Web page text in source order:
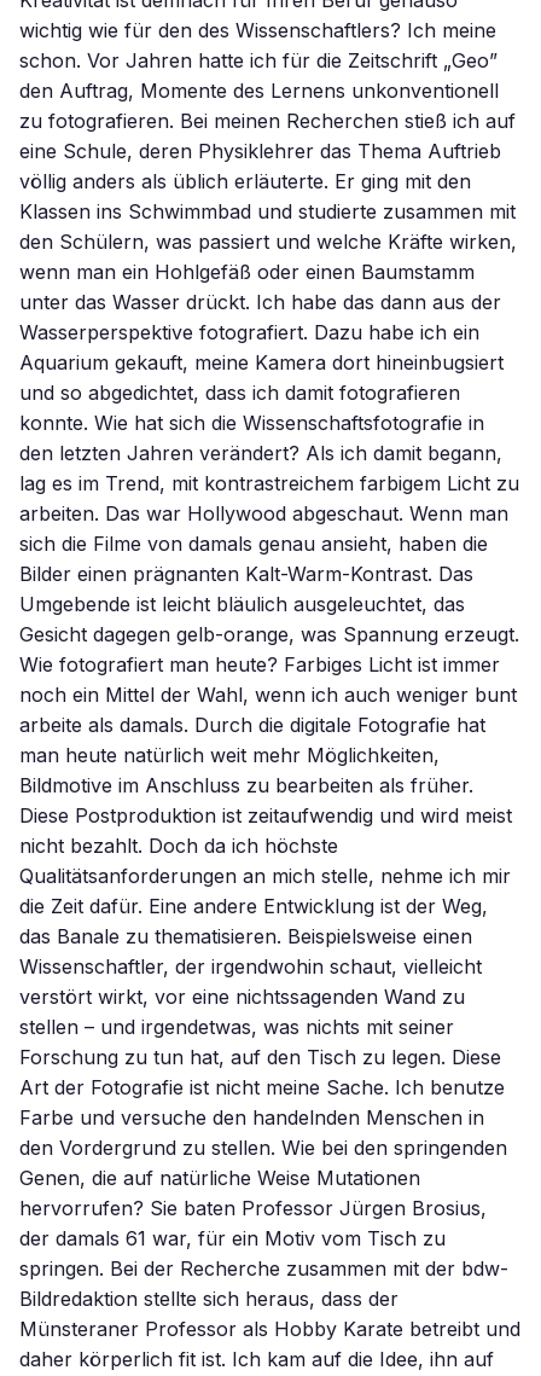
wichtig wie für den des Wissenschaftlers? Ich meine
schon. Vor Jahren hatte ich für die Zeitschrift „Geo”
den Auftrag, Momente des Lernens unkonventionell
zu fotografieren. Bei meinen Recherchen stieß ich auf
eine Schule, deren Physiklehrer das Thema Auftrieb
völlig anders als üblich erläuterte. Er ging mit den
Klassen ins Schwimmbad und studierte zusammen mit
den Schülern, was passiert und welche Kräfte wirken,
wenn man ein Hohlgefäß oder einen Baumstamm
unter das Wasser drückt. Ich habe das dann aus der
Wasserperspektive fotografiert. Dazu habe ich ein
Aquarium gekauft, meine Kamera dort hineinbugsiert
und so abgedichtet, dass ich damit fotografieren
konnte. Wie hat sich die Wissenschaftsfotografie in
den letzten Jahren verändert? Als ich damit begann,
lag es im Trend, mit kontrastreichem farbigem Licht zu
arbeiten. Das war Hollywood abgeschaut. Wenn man
sich die Filme von damals genau ansieht, haben die
Bilder einen prägnanten Kalt-Warm-Kontrast. Das
Umgebende ist leicht bläulich ausgeleuchtet, das
Gesicht dagegen gelb-orange, was Spannung erzeugt.
Wie fotografiert man heute? Farbiges Licht ist immer
noch ein Mittel der Wahl, wenn ich auch weniger bunt
arbeite als damals. Durch die digitale Fotografie hat
man heute natürlich weit mehr Möglichkeiten,
Bildmotive im Anschluss zu bearbeiten als früher.
Diese Postproduktion ist zeitaufwendig und wird meist
nicht bezahlt. Doch da ich höchste
Qualitätsanforderungen an mich stelle, nehme ich mir
die Zeit dafür. Eine andere Entwicklung ist der Weg,
das Banale zu thematisieren. Beispielsweise einen
Wissenschaftler, der irgendwohin schaut, vielleicht
verstört wirkt, vor eine nichtssagenden Wand zu
stellen – und irgendetwas, was nichts mit seiner
Forschung zu tun hat, auf den Tisch zu legen. Diese
Art der Fotografie ist nicht meine Sache. Ich benutze
Farbe und versuche den handelnden Menschen in
den Vordergrund zu stellen. Wie bei den springenden
Genen, die auf natürliche Weise Mutationen
hervorrufen? Sie baten Professor Jürgen Brosius,
der damals 61 war, für ein Motiv vom Tisch zu
springen. Bei der Recherche zusammen mit der bdw-
Bildredaktion stellte sich heraus, dass der
Münsteraner Professor als Hobby Karate betreibt und
daher körperlich fit ist. Ich kam auf die Idee, ihn auf